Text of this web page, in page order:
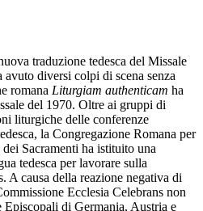
traduzione tedesca del Missale
diversi colpi di scena senza
romana Liturgiam authenticam ha
del 1970. Oltre ai gruppi di
liturgiche delle conferenze
la Congregazione Romana per
Sacramenti ha istituito una
tedesca per lavorare sulla
A causa della reazione negativa di
Ecclesia Celebrans non
di Germania, Austria e